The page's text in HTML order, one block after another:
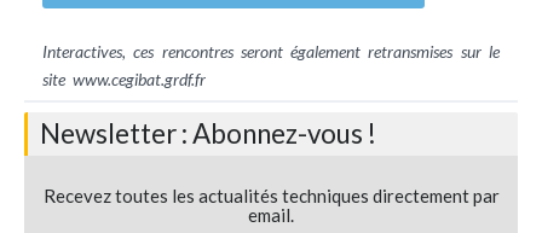
Interactives, ces rencontres seront également retransmises sur le
site www.cegibat.grdf.fr
Newsletter : Abonnez-vous !
Recevez toutes les actualités techniques directement par
email.